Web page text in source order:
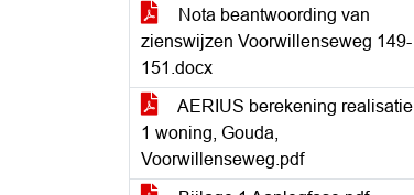
Nota beantwoording van
zienswijzen Voorwillenseweg 149-
151.docx
AERIUS berekening realisatie
1 woning, Gouda,
Voorwillenseweg.pdf